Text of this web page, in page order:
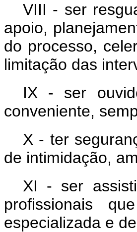
VIII - ser
apoio,
do processo,
limitação das
IX - ser
conveniente,
X - ter
de intimidação,
XI - ser
profissionais
especializada e